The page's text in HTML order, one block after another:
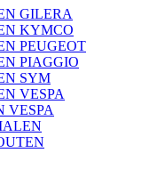
GILERA
KYMCO
PEUGEOT
PIAGGIO
SYM
VESPA
VESPA